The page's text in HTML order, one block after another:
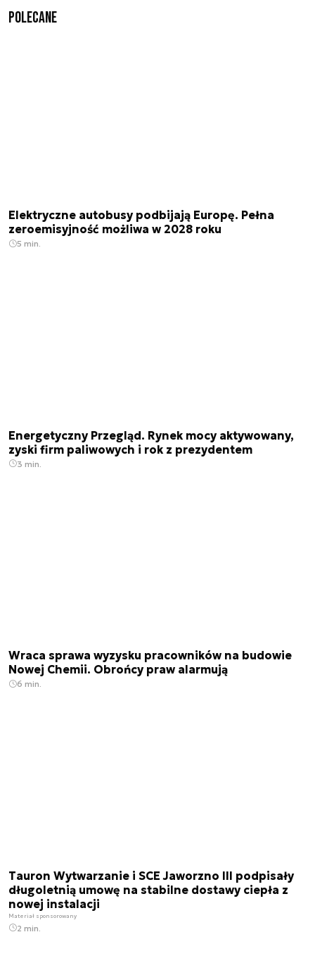
Polecane
Elektryczne autobusy podbijają Europę. Pełna
zeroemisyjność możliwa w 2028 roku
5 min.
Energetyczny Przegląd. Rynek mocy aktywowany,
zyski firm paliwowych i rok z prezydentem
3 min.
Wraca sprawa wyzysku pracowników na budowie
Nowej Chemii. Obrońcy praw alarmują
6 min.
Tauron Wytwarzanie i SCE Jaworzno III podpisały
długoletnią umowę na stabilne dostawy ciepła z
nowej instalacji
Materiał sponsorowany
2 min.